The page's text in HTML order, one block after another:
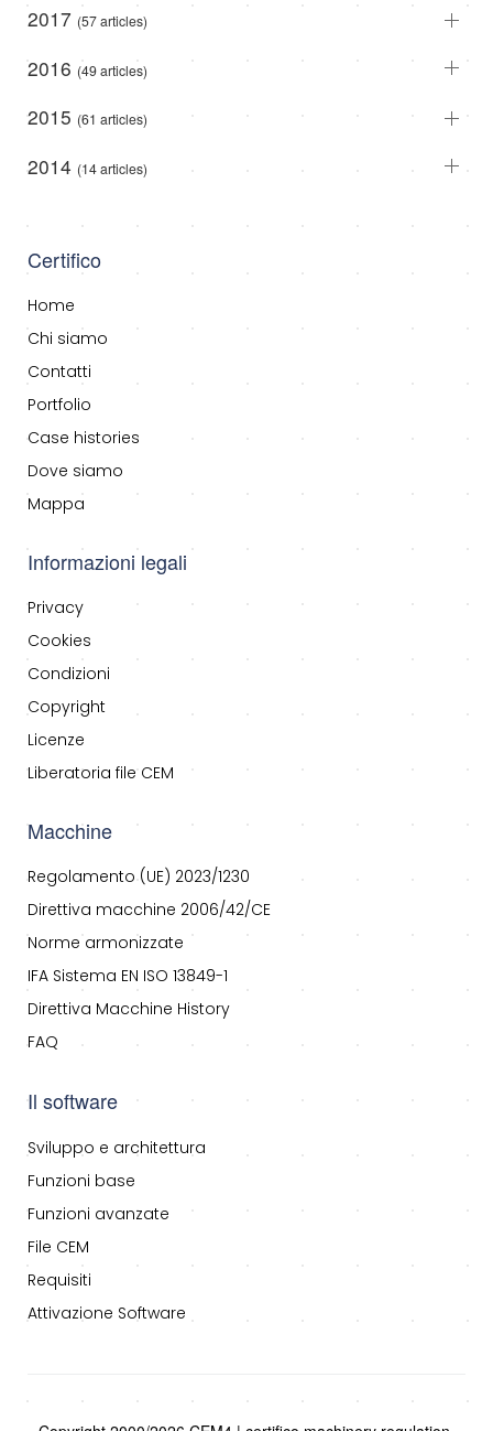
2017 (57 articles)
2016 (49 articles)
2015 (61 articles)
2014 (14 articles)
Certifico
Home
Chi siamo
Contatti
Portfolio
Case histories
Dove siamo
Mappa
Informazioni legali
Privacy
Cookies
Condizioni
Copyright
Licenze
Liberatoria file CEM
Macchine
Regolamento (UE) 2023/1230
Direttiva macchine 2006/42/CE
Norme armonizzate
IFA Sistema EN ISO 13849-1
Direttiva Macchine History
FAQ
Il software
Sviluppo e architettura
Funzioni base
Funzioni avanzate
File CEM
Requisiti
Attivazione Software